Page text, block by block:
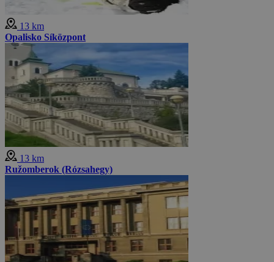
13 km
Opalisko Síközpont
13 km
Ružomberok (Rózsahegy)